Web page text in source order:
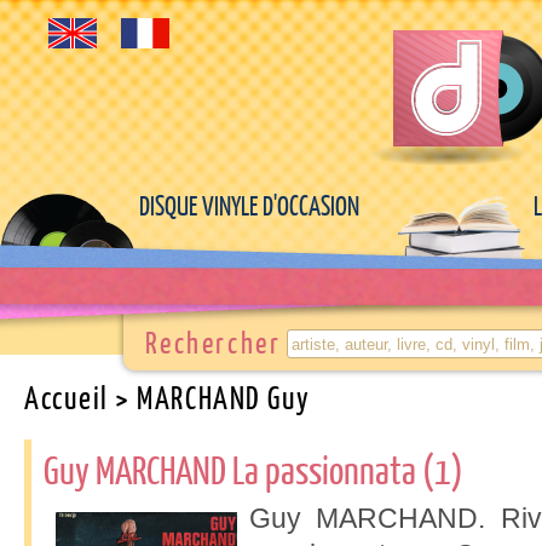
DISQUE VINYLE D'OCCASION
Rechercher
Accueil > MARCHAND Guy
Guy MARCHAND La passionnata (1)
Guy MARCHAND.